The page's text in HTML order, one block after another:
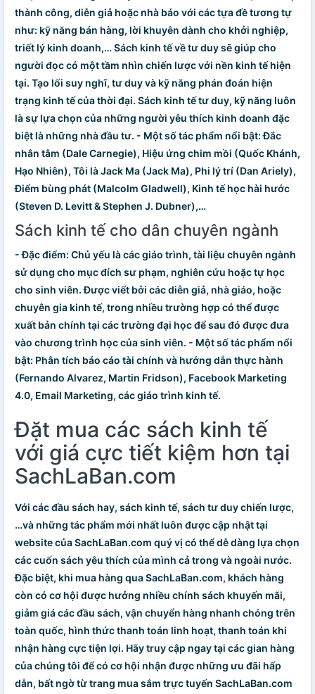
thành công, diễn giả hoặc nhà báo với các tựa đề tương tự
như: kỹ năng bán hàng, lời khuyên dành cho khởi nghiệp,
triết lý kinh doanh,…Sách kinh tế về tư duysẽ giúp cho
người đọc có một tầm nhìn chiến lược với nền kinh tế hiện
tại. Tạo lối suy nghĩ, tư duy và kỹ năng phán đoán hiện
trạng kinh tế của thời đại. Sách kinh tế tư duy, kỹ năng luôn
là sự lựa chọn của những người yêu thích kinh doanh đặc
biệt là những nhà đầu tư. - Một số tác phẩm nổi bật: Đắc
nhân tâm (Dale Carnegie), Hiệu ứng chim mồi (Quốc Khánh,
Hạo Nhiên), Tôi là Jack Ma (Jack Ma), Phi lý trí (Dan Ariely),
Điểm bùng phát (Malcolm Gladwell), Kinh tế học hài hước
(Steven D. Levitt & Stephen J. Dubner),…
Sách kinh tế cho dân chuyên ngành
- Đặc điểm: Chủ yếu là các giáo trình, tài liệu chuyên ngành
sử dụng cho mục đích sư phạm, nghiên cứu hoặc tự học
cho sinh viên. Được viết bởi các diễn giả, nhà giáo, hoặc
chuyên gia kinh tế, trong nhiều trường hợp có thể được
xuất bản chính tại các trường đại học để sau đó được đưa
vào chương trình học của sinh viên. - Một số tác phẩm nổi
bật: Phân tích báo cáo tài chính và hướng dẫn thực hành
(Fernando Alvarez, Martin Fridson), Facebook Marketing
4.0, Email Marketing, các giáo trình kinh tế.
Đặt mua các sách kinh tế
với giá cực tiết kiệm hơn tại
SachLaBan.com
Với các đầu sách hay, sách kinh tế, sách tư duy chiến lược,
…và những tác phẩm mới nhất luôn được cập nhật tại
website của SachLaBan.com quý vị có thể dễ dàng lựa chọn
các cuốn sách yêu thích của mình cả trong và ngoài nước.
Đặc biệt, khi mua hàng qua SachLaBan.com, khách hàng
còn có cơ hội được hưởng nhiều chính sách khuyến mãi,
giảm giá các đầu sách, vận chuyển hàng nhanh chóng trên
toàn quốc, hình thức thanh toán linh hoạt, thanh toán khi
nhận hàng cực tiện lợi. Hãy truy cập ngay tại các gian hàng
của chúng tôi để có cơ hội nhận được những ưu đãi hấp
dẫn, bất ngờ từ trang mua sắm trực tuyến SachLaBan.com